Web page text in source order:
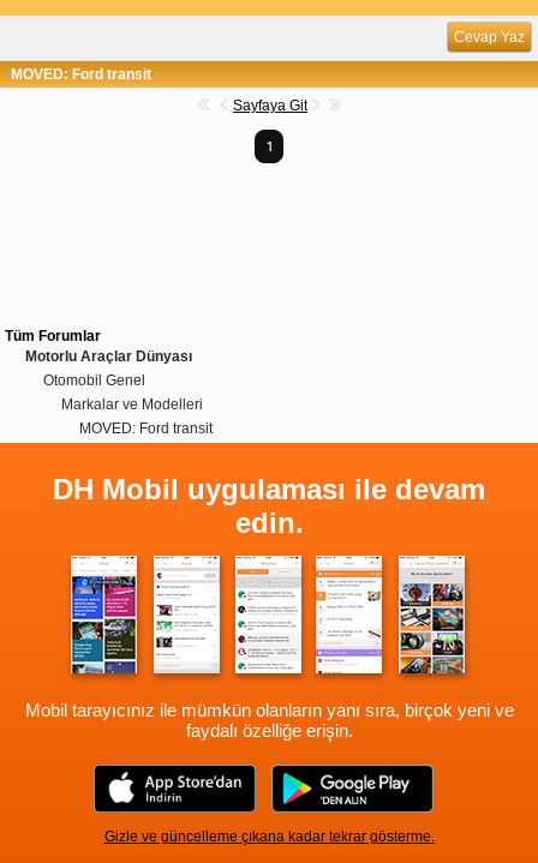
Cevap Yaz
MOVED: Ford transit
Sayfaya Git
1
Tüm Forumlar
Motorlu Araçlar Dünyası
Otomobil Genel
Markalar ve Modelleri
MOVED: Ford transit
DH Mobil uygulaması ile devam
edin.
Mobil tarayıcınız ile mümkün olanların yanı sıra, birçok yeni ve
faydalı özelliğe erişin.
Gizle ve güncelleme çıkana kadar tekrar gösterme.